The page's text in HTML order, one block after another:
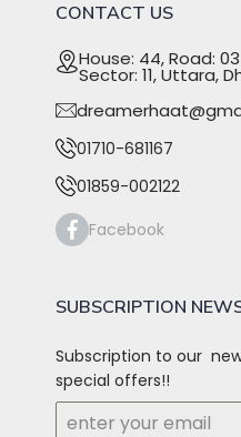
CONTACT US
House: 44, Road: 03
Sector: 11, Uttara,
01710-681167
01859-002122
Facebook
SUBSCRIPTION
Subscription to our
special offers!!